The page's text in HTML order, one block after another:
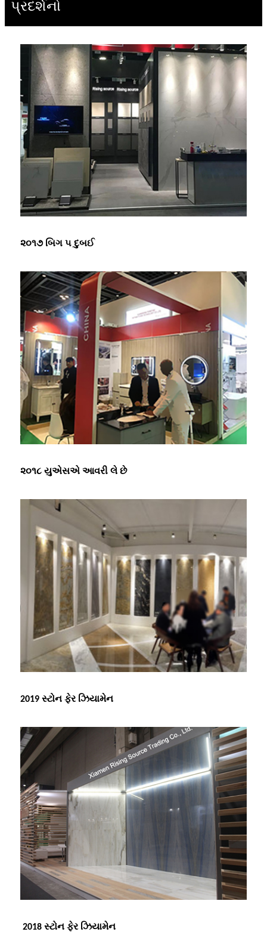
પ્રદર્શનો
૨૦૧૭ બિગ ૫ દુબઈ
૨૦૧૮ યુએસએ આવરી લે છે
2019 સ્ટોન ફેર ઝિયામેન
2018 સ્ટોન ફેર ઝિયામેન